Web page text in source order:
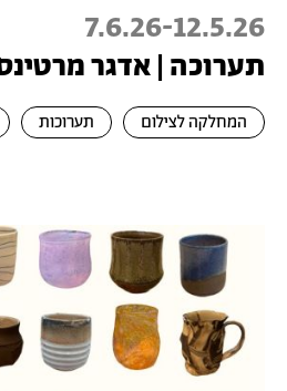
12.5.26
-
7.6.26
תערוכה | אדגר
המחלקה לצילום תערוכות